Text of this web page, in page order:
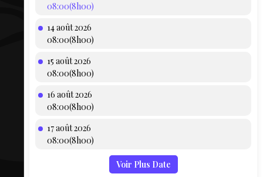
AEQ
08:00(8h00)
14 août 2026
08:00(8h00)
15 août 2026
08:00(8h00)
16 août 2026
08:00(8h00)
17 août 2026
08:00(8h00)
Voir Plus Date